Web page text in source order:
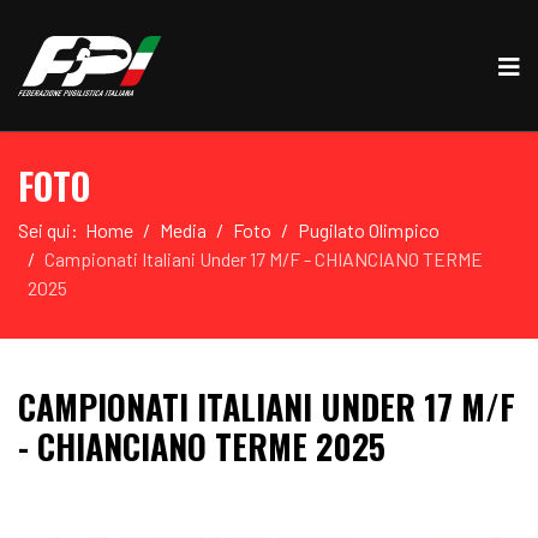
FOTO
Sei qui: Home Media Foto
Pugilato Olimpico
Campionati Italiani Under 17 M/F - CHIANCIANO TERME
2025
CAMPIONATI ITALIANI UNDER 17 M/F
- CHIANCIANO TERME 2025